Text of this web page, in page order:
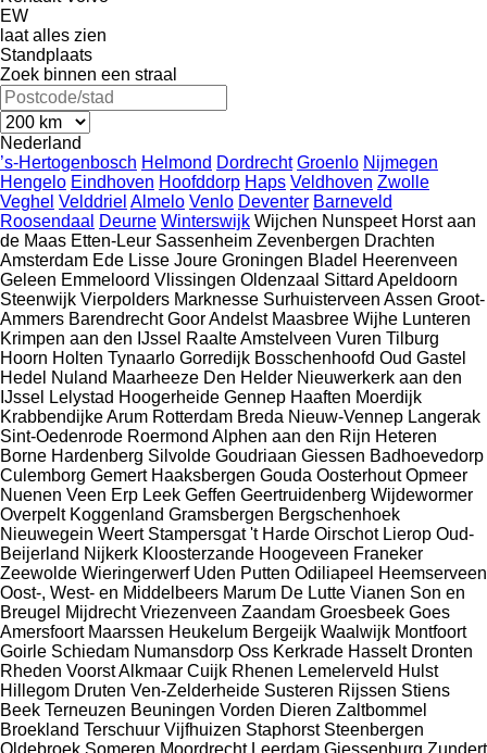
EW
laat alles zien
Standplaats
Zoek binnen een straal
Nederland
’s-Hertogenbosch Helmond Dordrecht Groenlo Nijmegen
Hengelo Eindhoven Hoofddorp Haps Veldhoven Zwolle
Veghel Velddriel Almelo Venlo Deventer Barneveld
Roosendaal
Deurne Winterswijk Wijchen Nunspeet Horst aan
de Maas Etten-Leur Sassenheim Zevenbergen Drachten
Amsterdam Ede Lisse Joure Groningen Bladel Heerenveen
Geleen Emmeloord Vlissingen Oldenzaal Sittard Apeldoorn
Steenwijk Vierpolders Marknesse Surhuisterveen Assen Groot-
Ammers Barendrecht GoorAndelst Maasbree Wijhe Lunteren
Krimpen aan den IJssel RaalteAmstelveen Vuren Tilburg
Hoorn Holten Tynaarlo Gorredijk Bosschenhoofd Oud Gastel
Hedel Nuland Maarheeze Den Helder Nieuwerkerk aan den
IJssel
Lelystad Hoogerheide Gennep Haaften Moerdijk
KrabbendijkeArum Rotterdam Breda Nieuw-Vennep Langerak
Sint-Oedenrode Roermond Alphen aan den Rijn Heteren
Borne Hardenberg Silvolde Goudriaan Giessen Badhoevedorp
Culemborg Gemert Haaksbergen Gouda Oosterhout Opmeer
Nuenen Veen Erp Leek Geffen Geertruidenberg Wijdewormer
Overpelt Koggenland Gramsbergen Bergschenhoek
Nieuwegein Weert Stampersgat 't Harde Oirschot Lierop Oud-
Beijerland Nijkerk Kloosterzande Hoogeveen Franeker
Zeewolde Wieringerwerf Uden Putten Odiliapeel Heemserveen
Oost-, West- en Middelbeers Marum De Lutte Vianen Son en
Breugel Mijdrecht Vriezenveen Zaandam Groesbeek Goes
Amersfoort Maarssen Heukelum Bergeijk Waalwijk Montfoort
Goirle Schiedam Numansdorp Oss Kerkrade Hasselt Dronten
Rheden VoorstAlkmaar Cuijk Rhenen Lemelerveld Hulst
Hillegom Druten Ven-Zelderheide Susteren Rijssen Stiens
Beek Terneuzen Beuningen Vorden Dieren Zaltbommel
Broekland Terschuur Vijfhuizen Staphorst Steenbergen
Oldebroek Someren Moordrecht Leerdam Giessenburg Zundert